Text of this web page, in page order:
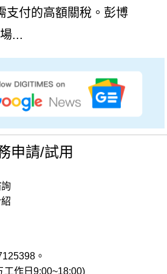
支付的高額關稅。彭博
...
申請/試用
。
工作日9:00~18:00)